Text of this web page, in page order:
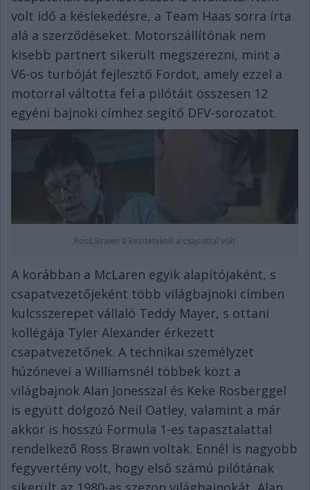
volt idő a késlekedésre, a Team Haas sorra írta
alá a szerződéseket. Motorszállítónak nem
kisebb partnert sikerült megszerezni, mint a
V6-os turbóját fejlesztő Fordot, amely ezzel a
motorral váltotta fel a pilótáit összesen 12
egyéni bajnoki címhez segítő DFV-sorozatot.
Ross Brawn a kezdetektől a csapattal volt
A korábban a McLaren egyik alapítójaként, s
csapatvezetőjeként több világbajnoki címben
kulcsszerepet vállaló Teddy Mayer, s ottani
kollégája Tyler Alexander érkezett
csapatvezetőnek. A technikai személyzet
húzónevei a Williamsnél többek közt a
világbajnok Alan Jonesszal és Keke Rosberggel
is együtt dolgozó Neil Oatley, valamint a már
akkor is hosszú Formula 1-es tapasztalattal
rendelkező Ross Brawn voltak. Ennél is nagyobb
fegyvertény volt, hogy első számú pilótának